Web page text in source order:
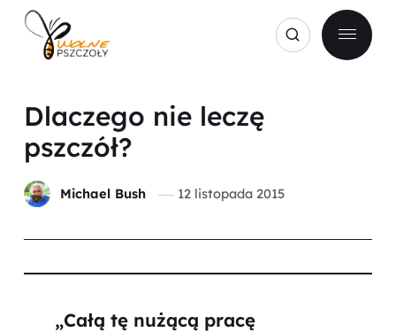
Dlaczego nie leczę
pszczół?
Michael Bush 12 listopada 2015
„Całą tę nużącą pracę